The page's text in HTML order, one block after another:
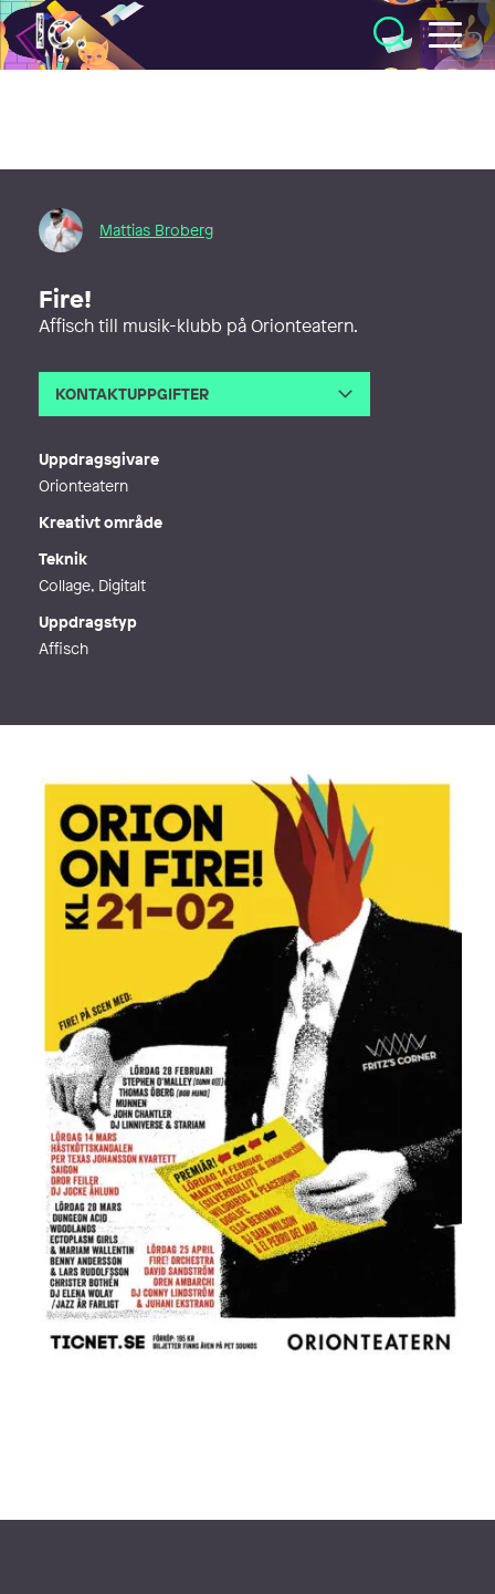
Illustratörcentrum
Mattias Broberg
Fire!
Affisch till musik-klubb på Orionteatern.
KONTAKTUPPGIFTER
Uppdragsgivare
Orionteatern
Kreativt område
Teknik
Collage, Digitalt
Uppdragstyp
Affisch